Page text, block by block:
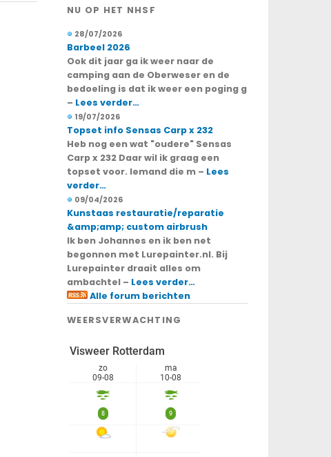
NU OP HET NHSF
28/07/2026
Barbeel 2026
Ook dit jaar ga ik weer naar de
camping aan de Oberweser en de
bedoeling is dat ik weer een poging g
– Lees verder…
19/07/2026
Topset info Sensas Carp x 232
Heb nog een wat "oudere" Sensas
Carp x 232 Daar wil ik graag een
topset voor. Iemand die m – Lees
verder…
09/04/2026
Kunstaas restauratie/reparatie
&amp;amp; custom airbrush
Ik ben Johannes en ik ben net
begonnen met Lurepainter.nl. Bij
Lurepainter draait alles om
ambachtel – Lees verder…
Alle forum berichten
WEERSVERWACHTING